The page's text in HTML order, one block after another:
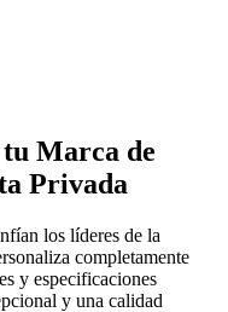
Marca de
Privada
los líderes de la
completamente
y especificaciones
y una calidad